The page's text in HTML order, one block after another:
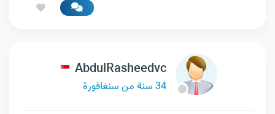
AbdulRasheedvc
34 سنة من سنغافورة